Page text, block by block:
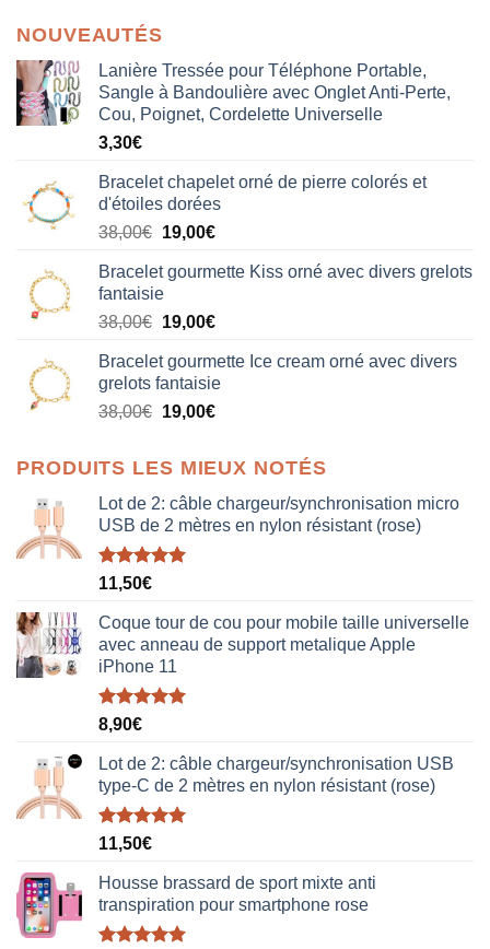
NOUVEAUTÉS
Lanière Tressée pour Téléphone Portable,
Sangle à Bandoulière avec Onglet Anti-Perte,
Cou, Poignet, Cordelette Universelle
3,30€
Bracelet chapelet orné de pierre colorés et
d'étoiles dorées
38,00€ Le
initial
était :
38,00€.
19,00€Le
actuel
19,00€.
Bracelet gourmette Kiss orné avec divers grelots
fantaisie
38,00€ Le
initial
était :
38,00€.
19,00€Le
actuel
est :
19,00€.
Bracelet gourmette Ice cream orné avec divers
grelots fantaisie
38,00€ Le
était :
38,00€.
19,00€Le
est :
19,00€.
PRODUITS LES MIEUX NOTÉS
Lot de 2: câble chargeur/synchronisation micro
USB de 2 mètres en nylon résistant (rose)
Note5.00
sur 5
11,50€
Coque tour de cou pour mobile taille universelle
avec anneau de support metalique Apple
iPhone 11
Note5.00
sur 5
8,90€
Lot de 2: câble chargeur/synchronisation USB
type-C de 2 mètres en nylon résistant (rose)
Note5.00
sur 5
11,50€
Housse brassard de sport mixte anti
transpiration pour smartphone rose